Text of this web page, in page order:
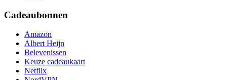
Cadeaubonnen
Amazon
Albert Heijn
Belevenissen
Keuze cadeaukaart
Netflix